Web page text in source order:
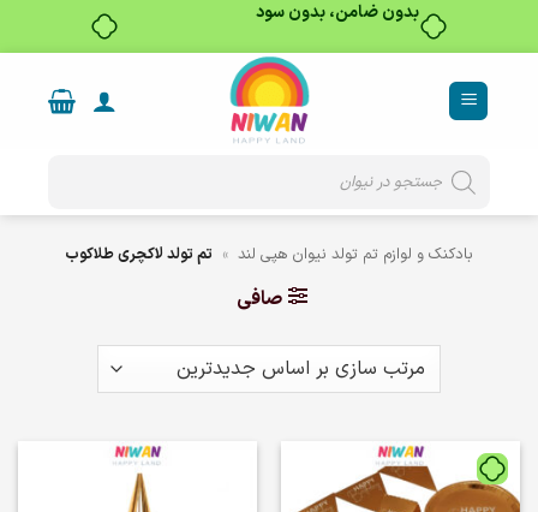
بدون ضامن، بدون سود
content
search
بادکنک و لوازم تم تولد نیوان هپی لند » تم تولد لاکچری طلاکوب
صافی